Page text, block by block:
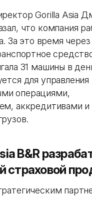
Gorilla Asia
что компания
За это время
31 машины в
для управления
операциями,
аккредитивами и
B&R
страховой